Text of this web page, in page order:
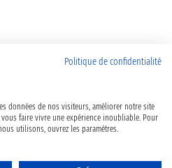
Politique de confidentialité
données de nos visiteurs, améliorer notre site
faire vivre une expérience inoubliable. Pour
utilisons, ouvrez les paramètres.